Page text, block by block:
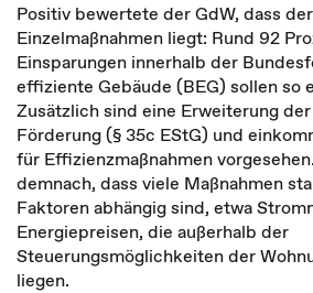
Positiv bewertete der GdW, dass
Einzelmaßnahmen liegt: Rund 92
Einsparungen innerhalb der
effiziente Gebäude (BEG) sollen so
Zusätzlich sind eine Erweiterung
Förderung (§ 35c EStG) und
für Effizienzmaßnahmen
demnach, dass viele Maßnahmen
Faktoren abhängig sind, etwa
Energiepreisen, die außerhalb der
Steuerungsmöglichkeiten der
liegen.